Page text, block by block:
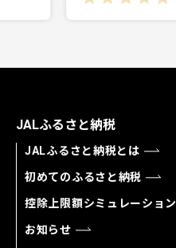
JALふるさと納税
JALふるさと納税とは
初めてのふるさと納税
控除上限額シミュレーション
お知らせ